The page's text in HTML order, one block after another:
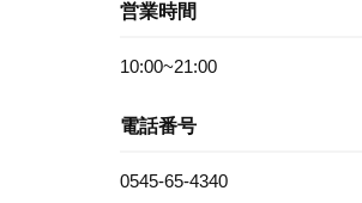
営業時間
10:00~21:00
電話番号
0545-65-4340